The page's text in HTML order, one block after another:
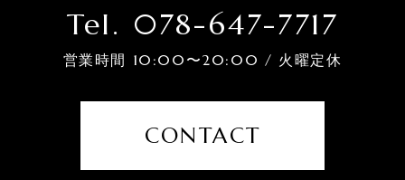
Tel. 078-647-7717
営業時間 10:00〜20:00 / 火曜定休
CONTACT